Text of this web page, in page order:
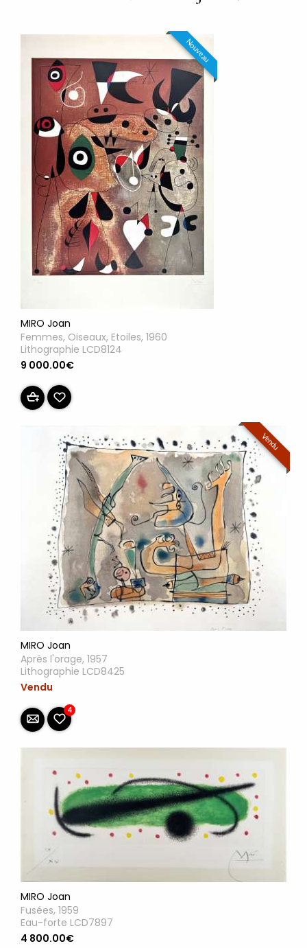
Nouveau
MIRO Joan
Femmes, Oiseaux, Etoiles, 1960
Lithographie LCD8124
9 000.00€
Vendu
MIRO Joan
Après l'orage, 1957
Lithographie LCD8425
Vendu
4
MIRO Joan
Fusées, 1959
Eau-forte LCD7897
4 800.00€